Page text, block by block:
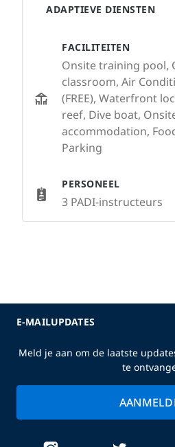
ADAPTIEVE DIENSTEN
FACILITEITEN
Onsite training pool,
classroom, Air
(FREE), Waterfront
reef, Dive boat,
accommodation,
Parking
PERSONEEL
3 PADI-instructeurs
E-MAILUPDATES
Meld je aan om de laatste
te